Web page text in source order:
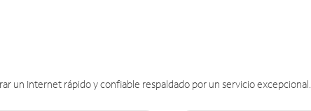
un Internet rápido y confiable respaldado por un servicio excepcional.